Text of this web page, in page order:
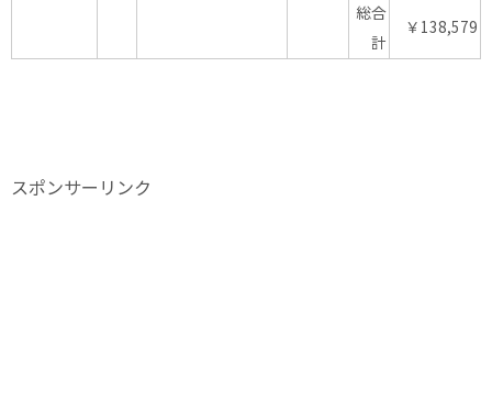
総合
計
￥138,579
スポンサーリンク